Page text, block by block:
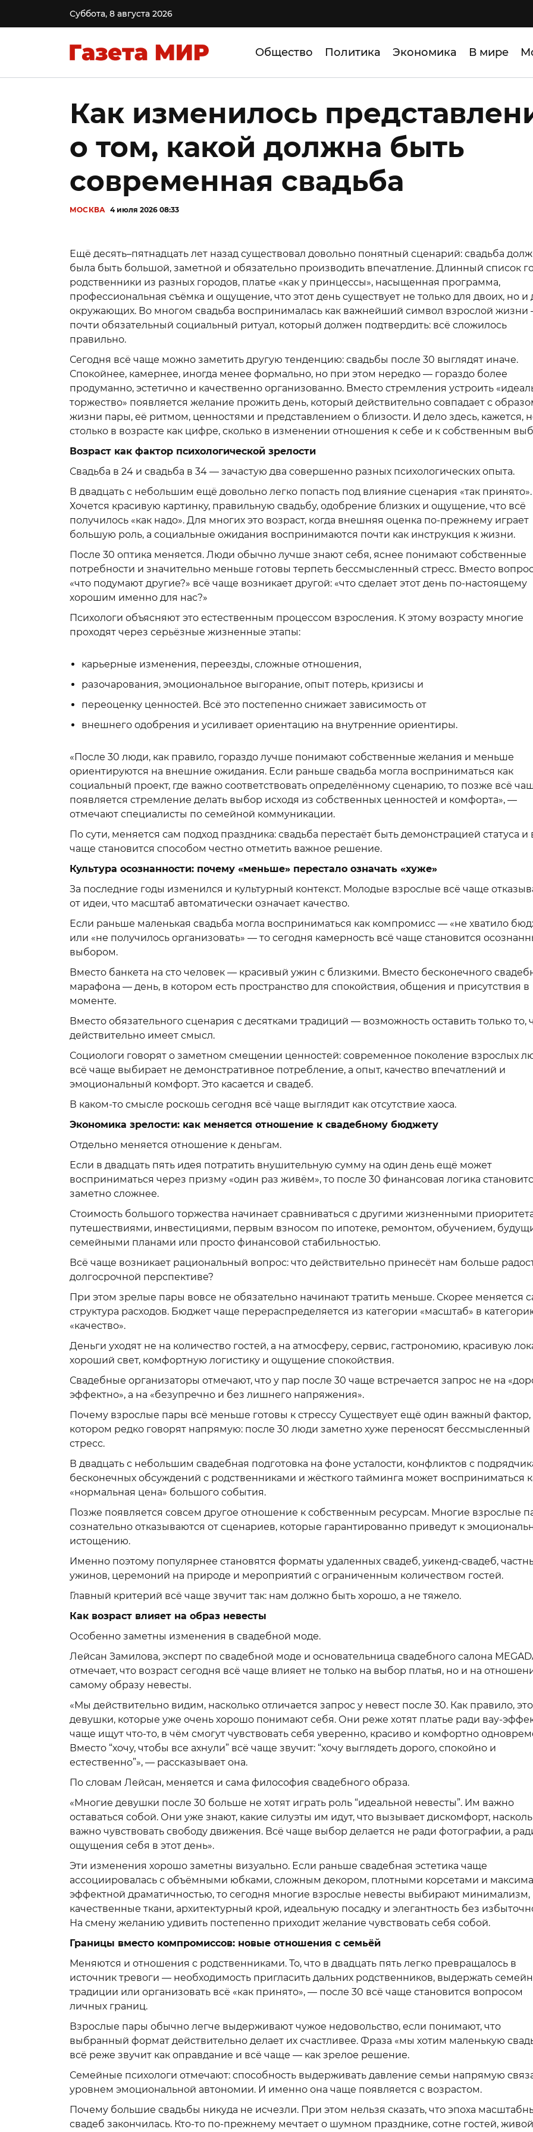
Суббота, 8 августа 2026
Общество Политика Экономика В мире
Как изменилось
о том, какой должна быть
современная свадьба
МОСКВА 4 июля 2026 08:33
Ещё десять–пятнадцать лет назад существовал довольно понятный сценарий: свадьба
была быть большой, заметной и обязательно производить впечатление. Длинный список
родственники из разных городов, платье «как у принцессы», насыщенная программа,
профессиональная съёмка и ощущение, что этот день существует не только для двоих, но и
окружающих. Во многом свадьба воспринималась как важнейший символ взрослой жизни
почти обязательный социальный ритуал, который должен подтвердить: всё сложилось
правильно.
Сегодня всё чаще можно заметить другую тенденцию: свадьбы после 30 выглядят иначе.
Спокойнее, камернее, иногда менее формально, но при этом нередко — гораздо более
продуманно, эстетично и качественно организованно. Вместо стремления устроить
торжество» появляется желание прожить день, который действительно совпадает с
жизни пары, её ритмом, ценностями и представлением о близости. И дело здесь, кажется,
столько в возрасте как цифре, сколько в изменении отношения к себе и к собственным
Возраст как фактор психологической зрелости
Свадьба в 24 и свадьба в 34 — зачастую два совершенно разных психологических опыта.
В двадцать с небольшим ещё довольно легко попасть под влияние сценария «так принято».
Хочется красивую картинку, правильную свадьбу, одобрение близких и ощущение, что всё
получилось «как надо». Для многих это возраст, когда внешняя оценка по-прежнему играет
большую роль, а социальные ожидания воспринимаются почти как инструкция к жизни.
После 30 оптика меняется. Люди обычно лучше знают себя, яснее понимают собственные
потребности и значительно меньше готовы терпеть бессмысленный стресс. Вместо
«что подумают другие?» всё чаще возникает другой: «что сделает этот день по-настоящему
хорошим именно для нас?»
Психологи объясняют это естественным процессом взросления. К этому возрасту многие
проходят через серьёзные жизненные этапы:
карьерные изменения, переезды, сложные отношения,
разочарования, эмоциональное выгорание, опыт потерь, кризисы и
переоценку ценностей. Всё это постепенно снижает зависимость от
внешнего одобрения и усиливает ориентацию на внутренние ориентиры.
«После 30 люди, как правило, гораздо лучше понимают собственные желания и меньше
ориентируются на внешние ожидания. Если раньше свадьба могла восприниматься как
социальный проект, где важно соответствовать определённому сценарию, то позже всё
появляется стремление делать выбор исходя из собственных ценностей и комфорта», —
отмечают специалисты по семейной коммуникации.
По сути, меняется сам подход праздника: свадьба перестаёт быть демонстрацией статуса и
чаще становится способом честно отметить важное решение.
Культура осознанности: почему «меньше» перестало означать «хуже»
За последние годы изменился и культурный контекст. Молодые взрослые всё чаще
от идеи, что масштаб автоматически означает качество.
Если раньше маленькая свадьба могла восприниматься как компромисс — «не хватило
или «не получилось организовать» — то сегодня камерность всё чаще становится
выбором.
Вместо банкета на сто человек — красивый ужин с близкими. Вместо бесконечного
марафона — день, в котором есть пространство для спокойствия, общения и присутствия в
моменте.
Вместо обязательного сценария с десятками традиций — возможность оставить только то,
действительно имеет смысл.
Социологи говорят о заметном смещении ценностей: современное поколение взрослых
всё чаще выбирает не демонстративное потребление, а опыт, качество впечатлений и
эмоциональный комфорт. Это касается и свадеб.
В каком-то смысле роскошь сегодня всё чаще выглядит как отсутствие хаоса.
Экономика зрелости: как меняется отношение к свадебному бюджету
Отдельно меняется отношение к деньгам.
Если в двадцать пять идея потратить внушительную сумму на один день ещё может
восприниматься через призму «один раз живём», то после 30 финансовая логика
заметно сложнее.
Стоимость большого торжества начинает сравниваться с другими жизненными
путешествиями, инвестициями, первым взносом по ипотеке, ремонтом, обучением,
семейными планами или просто финансовой стабильностью.
Всё чаще возникает рациональный вопрос: что действительно принесёт нам больше
долгосрочной перспективе?
При этом зрелые пары вовсе не обязательно начинают тратить меньше. Скорее меняется
структура расходов. Бюджет чаще перераспределяется из категории «масштаб» в
«качество».
Деньги уходят не на количество гостей, а на атмосферу, сервис, гастрономию, красивую
хороший свет, комфортную логистику и ощущение спокойствия.
Свадебные организаторы отмечают, что у пар после 30 чаще встречается запрос не на
эффектно», а на «безупречно и без лишнего напряжения».
Почему взрослые пары всё меньше готовы к стрессу Существует ещё один важный фактор,
котором редко говорят напрямую: после 30 люди заметно хуже переносят бессмысленный
стресс.
В двадцать с небольшим свадебная подготовка на фоне усталости, конфликтов с
бесконечных обсуждений с родственниками и жёсткого тайминга может восприниматься
«нормальная цена» большого события.
Позже появляется совсем другое отношение к собственным ресурсам. Многие взрослые
сознательно отказываются от сценариев, которые гарантированно приведут к
истощению.
Именно поэтому популярнее становятся форматы удаленных свадеб, уикенд-свадеб,
ужинов, церемоний на природе и мероприятий с ограниченным количеством гостей.
Главный критерий всё чаще звучит так: нам должно быть хорошо, а не тяжело.
Как возраст влияет на образ невесты
Особенно заметны изменения в свадебной моде.
Лейсан Замилова, эксперт по свадебной моде и основательница свадебного салона
отмечает, что возраст сегодня всё чаще влияет не только на выбор платья, но и на
самому образу невесты.
«Мы действительно видим, насколько отличается запрос у невест после 30. Как правило, это
девушки, которые уже очень хорошо понимают себя. Они реже хотят платье ради вау-
чаще ищут что-то, в чём смогут чувствовать себя уверенно, красиво и комфортно
Вместо “хочу, чтобы все ахнули” всё чаще звучит: “хочу выглядеть дорого, спокойно и
естественно”», — рассказывает она.
По словам Лейсан, меняется и сама философия свадебного образа.
«Многие девушки после 30 больше не хотят играть роль “идеальной невесты”. Им важно
оставаться собой. Они уже знают, какие силуэты им идут, что вызывает дискомфорт,
важно чувствовать свободу движения. Всё чаще выбор делается не ради фотографии, а
ощущения себя в этот день».
Эти изменения хорошо заметны визуально. Если раньше свадебная эстетика чаще
ассоциировалась с объёмными юбками, сложным декором, плотными корсетами и
эффектной драматичностью, то сегодня многие взрослые невесты выбирают минимализм,
качественные ткани, архитектурный крой, идеальную посадку и элегантность без
На смену желанию удивить постепенно приходит желание чувствовать себя собой.
Границы вместо компромиссов: новые отношения с семьёй
Меняются и отношения с родственниками. То, что в двадцать пять легко превращалось в
источник тревоги — необходимость пригласить дальних родственников, выдержать
традиции или организовать всё «как принято», — после 30 всё чаще становится вопросом
личных границ.
Взрослые пары обычно легче выдерживают чужое недовольство, если понимают, что
выбранный формат действительно делает их счастливее. Фраза «мы хотим маленькую
всё реже звучит как оправдание и всё чаще — как зрелое решение.
Семейные психологи отмечают: способность выдерживать давление семьи напрямую
уровнем эмоциональной автономии. И именно она чаще появляется с возрастом.
Почему большие свадьбы никуда не исчезли. При этом нельзя сказать, что эпоха
свадеб закончилась. Кто-то по-прежнему мечтает о шумном празднике, сотне гостей, живой